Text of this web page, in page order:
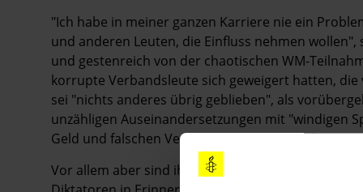
"Ich habe in meiner ganzen Karriere nie ein
und anderen Leuten, die Einfluss nehmen
und gestenreich von der chaotischen WM-
korrupte Verbandsleute sich geweigert hatten,
sei "nichts anderes übrig geblieben", als
unzähligen Auseinandersetzungen mit "windigen
Geld und falschen Versprechungen
Vor allem aber sind ihm zahlreiche bizarre